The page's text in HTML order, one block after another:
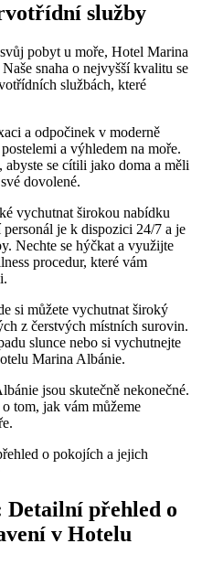
služby
⁣pobyt u moře,⁢ Hotel Marina
‍snaha o nejvyšší⁢ kvalitu se
‌službách, které
a​ odpočinek ​v moderně
a výhledem ⁣na moře.
se cítili jako ‌doma⁤ a měli
⁣dovolené.
‌vychutnat širokou​ nabídku
je k dispozici 24/7 ⁤a je
Nechte ‍se‌ hýčkat a využijte⁤
procedur,⁤ které ⁢vám
si​ můžete vychutnat⁤ široký
⁤z čerstvých místních surovin.
slunce ⁣nebo si vychutnejte‍
Marina⁢ Albánie.
jsou skutečně nekonečné.
tom, jak vám můžeme
Detailní přehled⁢ o
v Hotelu